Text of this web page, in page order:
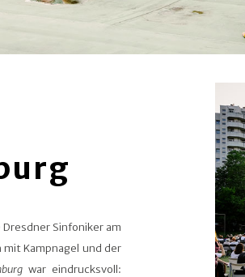
Sinfoniker am
mit Kampnagel und der
war eindrucksvoll: